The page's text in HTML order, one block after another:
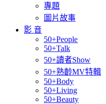
專題
圖片故事
影 音
50+People
50+Talk
50+讀者Show
50+熟齡MV特輯
50+Body
50+Living
50+Beauty